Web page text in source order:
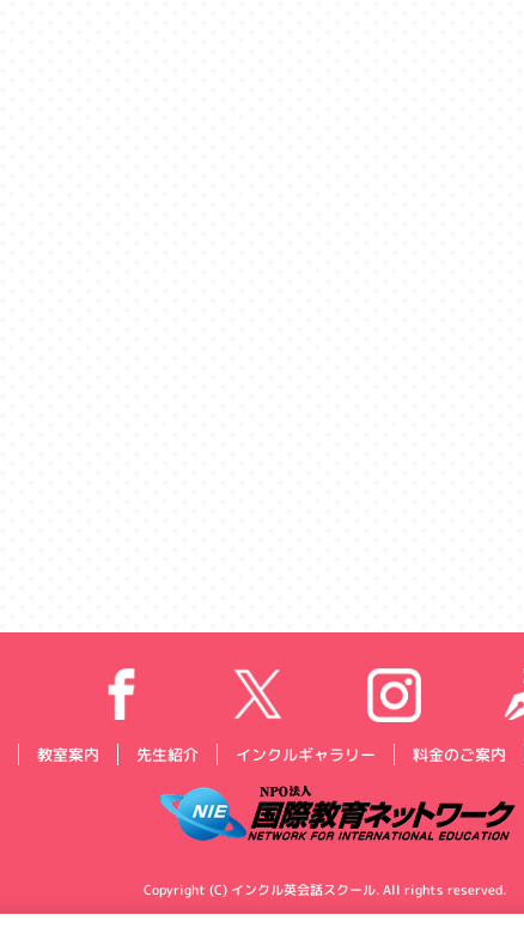
教室案内 先生紹介 インクルギャラリー 料金のご案内
Copyright (C) インクル英会話スクール. All rights reserved.